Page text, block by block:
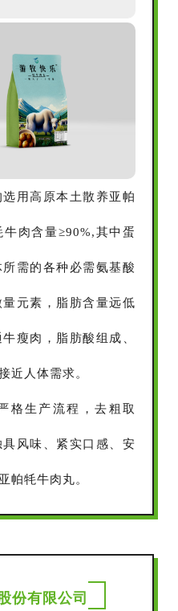
选用高原本土散养亚帕
肉含量≥90%,其中蛋
需的各种必需氨基酸
元素，脂肪含量远低
瘦肉，脂肪酸组成、
近人体需求。
格生产流程，去粗取
风味、紧实口感、安
帕牦牛肉丸。
份有限公司